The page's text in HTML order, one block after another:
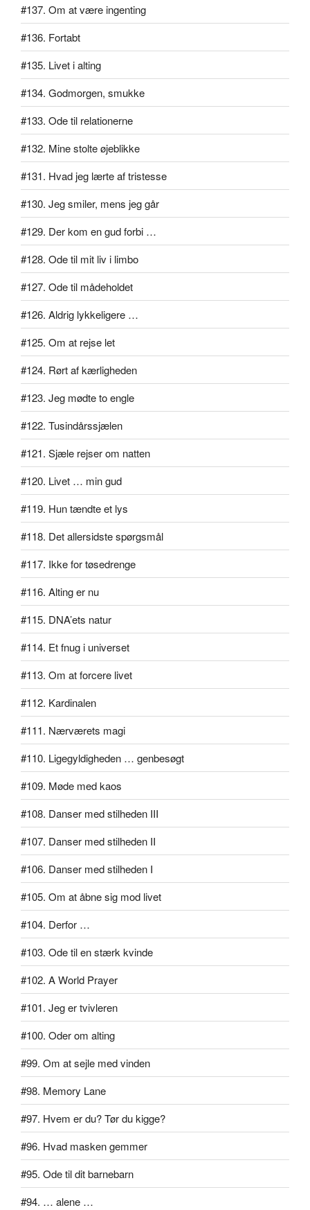
#137. Om at være ingenting
#136. Fortabt
#135. Livet i alting
#134. Godmorgen, smukke
#133. Ode til relationerne
#132. Mine stolte øjeblikke
#131. Hvad jeg lærte af tristesse
#130. Jeg smiler, mens jeg går
#129. Der kom en gud forbi …
#128. Ode til mit liv i limbo
#127. Ode til mådeholdet
#126. Aldrig lykkeligere …
#125. Om at rejse let
#124. Rørt af kærligheden
#123. Jeg mødte to engle
#122. Tusindårssjælen
#121. Sjæle rejser om natten
#120. Livet … min gud
#119. Hun tændte et lys
#118. Det allersidste spørgsmål
#117. Ikke for tøsedrenge
#116. Alting er nu
#115. DNA’ets natur
#114. Et fnug i universet
#113. Om at forcere livet
#112. Kardinalen
#111. Nærværets magi
#110. Ligegyldigheden … genbesøgt
#109. Møde med kaos
#108. Danser med stilheden III
#107. Danser med stilheden II
#106. Danser med stilheden I
#105. Om at åbne sig mod livet
#104. Derfor …
#103. Ode til en stærk kvinde
#102. A World Prayer
#101. Jeg er tvivleren
#100. Oder om alting
#99. Om at sejle med vinden
#98. Memory Lane
#97. Hvem er du? Tør du kigge?
#96. Hvad masken gemmer
#95. Ode til dit barnebarn
#94. … alene …